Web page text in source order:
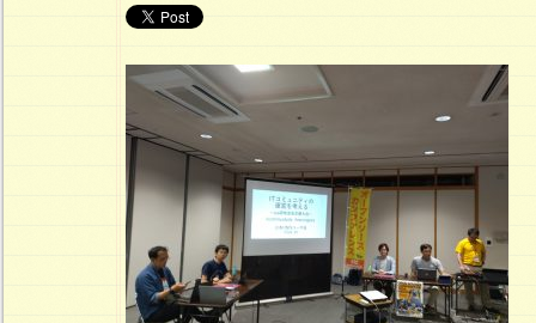
ザ
会
は